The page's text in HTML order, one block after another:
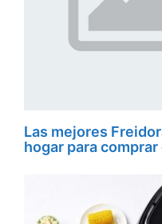
Las mejores
hogar para